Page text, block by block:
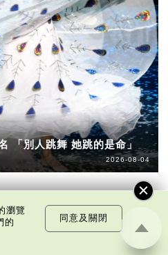
「別人跳舞 她跳的是命」
2026-08-04
瀏覽
的
同意及關閉